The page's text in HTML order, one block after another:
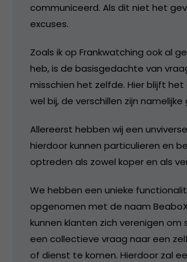
communiceerd. Als dit niet het
excuses.
Zoals ik op Frankwatching ook al
heb, is de basisgedachte van
misschien het zelfde. Hier blijft het
wel bij, de verschillen zijn namelijke
Allereerst hebben wij een
hierdoor kunnen particulieren en
optreden als zowel koper en als
We hebben een unieke
opgenomen met de naam
kunnen klanten zich verenigen
een collectieve vraag naar een
of dienst te komen. Hierdoor zal